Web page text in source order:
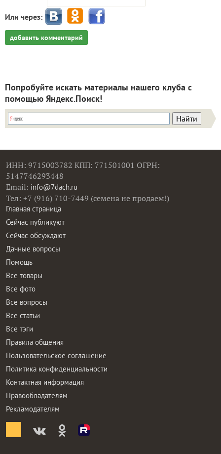
Или через:
добавить комментарий
Попробуйте искать материалы нашего клуба с
помощью Яндекс.Поиск!
ИНН: 9715003782 КПП: 771501001 ОГРН:
5147746293448
Email: info@7dach.ru
Тел: +7 (916) 710-7449 (семена не продаем!)
Главная страница
Сейчас публикуют
Сейчас обсуждают
Дачные вопросы
Помощь
Все товары
Все фото
Все вопросы
Все статьи
Все тэги
Правила общения
Пользовательское соглашение
Политика конфиденциальности
Контактная информация
Правообладателям
Рекламодателям